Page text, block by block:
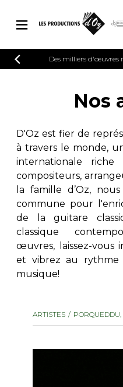
CATALOGUE
riche en œuvres originales et
arrangements de qualité.
PARTITIONS POUR
PARTITIONS POUR
INSTRUMENTS
PARTITIONS POUR
Des milliers d'œuvres
riche en œuvres
arrangements de qualité.
Nos
D'Oz est fier de
à travers le monde,
internationale
compositeurs,
la famille d’Oz,
commune pour
de la guitare
classique
œuvres, laissez-vous
et vibrez au
musique!
ARTISTES PORQUEDDU,